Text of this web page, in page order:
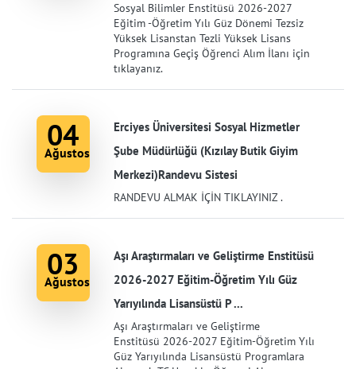
Sosyal Bilimler Enstitüsü 2026-2027
Eğitim -Öğretim Yılı Güz Dönemi Tezsiz
Yüksek Lisanstan Tezli Yüksek Lisans
Programına Geçiş Öğrenci Alım İlanı için
tıklayanız.
04
Ağustos
Erciyes Üniversitesi Sosyal Hizmetler
Şube Müdürlüğü (Kızılay Butik Giyim
Merkezi)Randevu Sistesi
RANDEVU ALMAK İÇİN TIKLAYINIZ .
03
Ağustos
Aşı Araştırmaları ve Geliştirme Enstitüsü
2026-2027 Eğitim-Öğretim Yılı Güz
Yarıyılında Lisansüstü P ...
Aşı Araştırmaları ve Geliştirme
Enstitüsü 2026-2027 Eğitim-Öğretim Yılı
Güz Yarıyılında Lisansüstü Programlara